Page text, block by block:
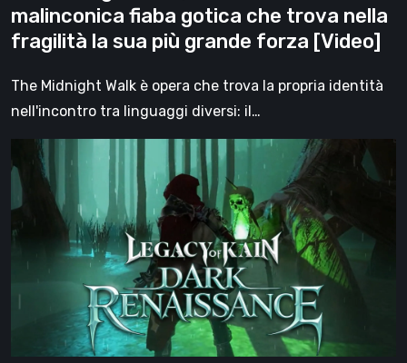
fragilità
la
forza
[Video]
malinconica fiaba gotica che trova nella
fragilità la sua più grande forza [Video]
The Midnight Walk è opera che trova la propria identità
nell'incontro tra linguaggi diversi: il…
Legacy
of
Dark
Renaissance,
ufficiale